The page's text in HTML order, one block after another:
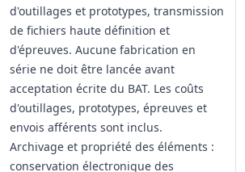
d'outillages et prototypes, transmission
de fichiers haute définition et
d'épreuves. Aucune fabrication en
série ne doit être lancée avant
acceptation écrite du BAT. Les coûts
d'outillages, prototypes, épreuves et
envois afférents sont inclus.
Archivage et propriété des éléments :
conservation électronique des